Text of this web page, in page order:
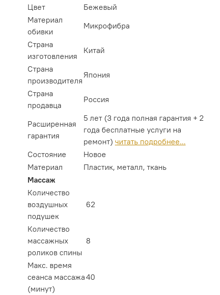
Цвет
Бежевый
Материал
обивки
Микрофибра
Страна
изготовления
Китай
Страна
производителя
Япония
Страна
продавца
Россия
Расширенная
гарантия
5 лет (3 года полная гарантия + 2
года бесплатные услуги на
ремонт) читать подробнее...
Состояние
Новое
Материал
Пластик, металл, ткань
Массаж
Количество
воздушных
подушек
62
Количество
массажных
роликов спины
8
Макс. время
сеанса массажа
(минут)
40